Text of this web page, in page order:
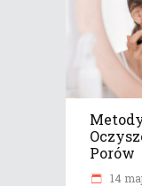
Porów
14